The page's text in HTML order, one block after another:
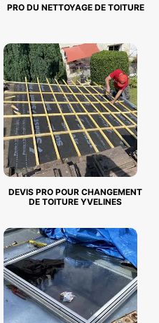
PRO DU NETTOYAGE DE TOITURE
DEVIS PRO POUR CHANGEMENT
DE TOITURE YVELINES